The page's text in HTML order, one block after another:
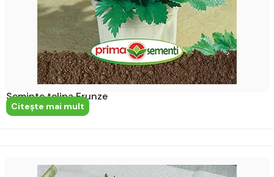
Seminte telina Frunze
Citeşte mai mult